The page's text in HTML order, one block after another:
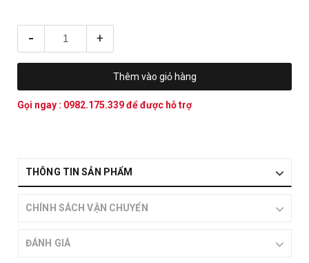
- +
Thêm vào giỏ hàng
Gọi ngay : 0982.175.339để được hỗ trợ
THÔNG TIN SẢN PHẨM
CHÍNH SÁCH VẬN CHUYỂN
ĐÁNH GIÁ